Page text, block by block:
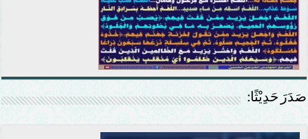
صَدَرَ حَدِيْثًا: